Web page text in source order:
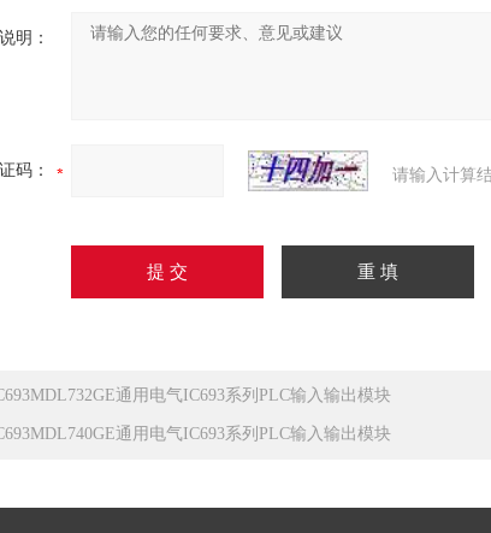
明：
码： 请输入计算
通用电气IC693系列PLC输入输出模块
通用电气IC693系列PLC输入输出模块